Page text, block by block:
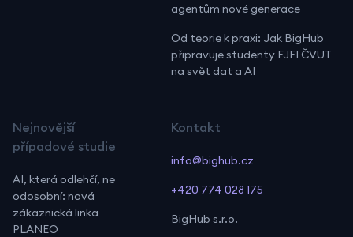
agentům nové generace
Od teorie k praxi: Jak BigHub
připravuje studenty FJFI ČVUT
na svět dat a AI
Nejnovější
případové studie
AI, která odlehčí, ne
odosobní: nová
zákaznická linka
PLANEO
Kontakt
info@bighub.cz
+420 774 028 175
BigHub s.r.o.